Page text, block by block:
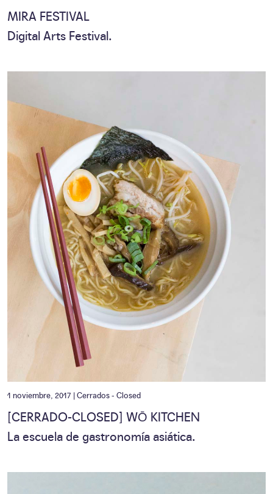
MIRA FESTIVAL
Digital Arts Festival.
1 noviembre, 2017 |Cerrados - Closed
[CERRADO-CLOSED] WŌ KITCHEN
La escuela de gastronomía asiática.